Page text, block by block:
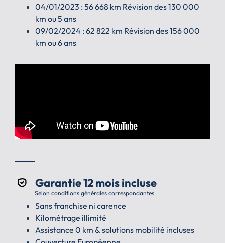
04/01/2023 : 56 668 km Révision des 130 000
km ou 5 ans
09/02/2024 : 62 822 km Révision des 156 000
km ou 6 ans
Garantie 12 mois incluse
Selon conditions générales correspondantes
Sans franchise ni carence
Kilométrage illimité
Assistance 0 km & solutions mobilité incluses